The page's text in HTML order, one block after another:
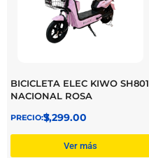
BICICLETA ELEC KIWO SH801
NACIONAL ROSA
$
7,299.00
Ver más